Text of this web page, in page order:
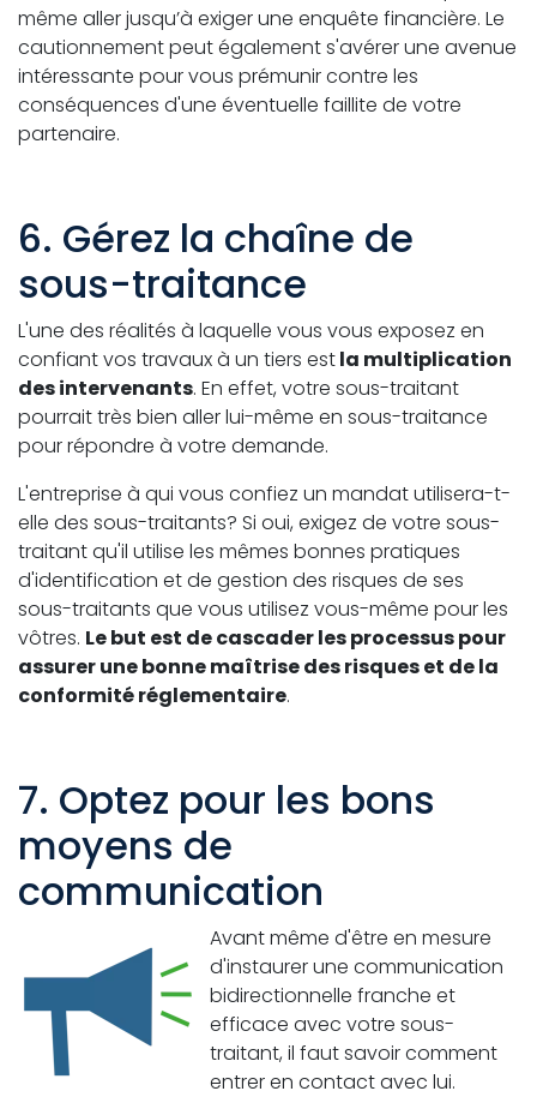
même aller jusqu’à exiger une enquête financière. Le
cautionnement peut également s'avérer une avenue
intéressante pour vous prémunir contre les
conséquences d'une éventuelle faillite de votre
partenaire.
6. Gérez la chaîne de
sous-traitance
L'une des réalités à laquelle vous vous exposez en
confiant vos travaux à un tiers estla multiplication
des intervenants. En effet, votre sous-traitant
pourrait très bien aller lui-même en sous-traitance
pour répondre à votre demande.
L'entreprise à qui vous confiez un mandat utilisera-t-
elle des sous-traitants? Si oui, exigez de votre sous-
traitant qu'il utilise les mêmes bonnes pratiques
d'identification et de gestion des risques de ses
sous-traitants que vous utilisez vous-même pour les
vôtres. Le but est de cascader les processus pour
assurer une bonne maîtrise des risques et de la
conformité réglementaire.
7. Optez pour les bons
moyens de
communication
Avant même d'être en mesure
d'instaurer une communication
bidirectionnelle franche et
efficace avec votre sous-
traitant, il faut savoir comment
entrer en contact avec lui.